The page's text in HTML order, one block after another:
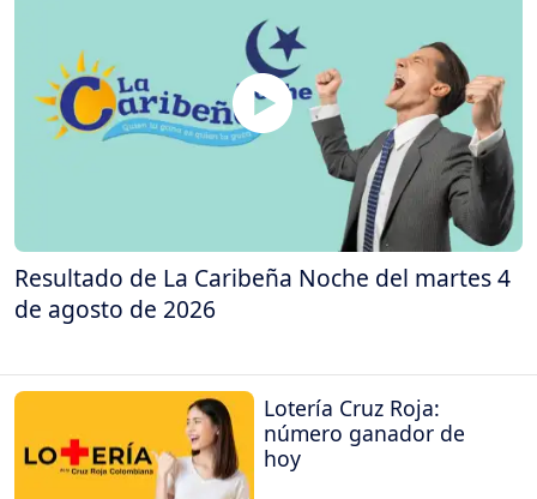
Resultado de La Caribeña Noche del martes 4
de agosto de 2026
Lotería Cruz Roja:
número ganador de
hoy